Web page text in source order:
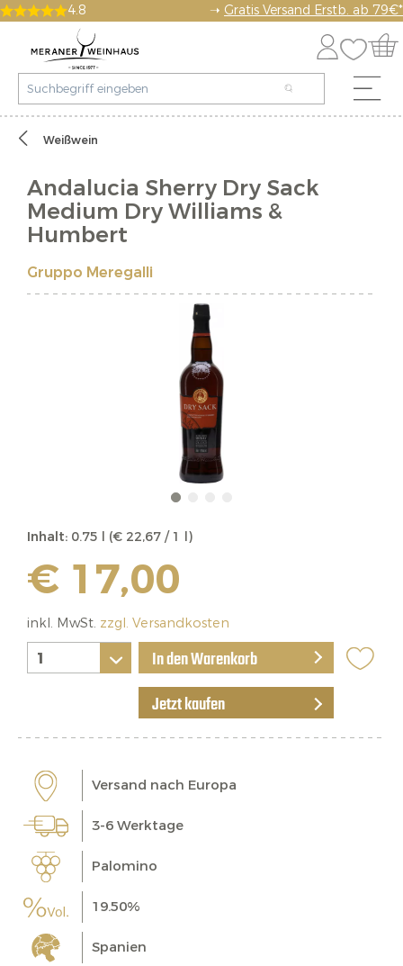
4.8 ➝ Gratis Versand Erstb. ab 79€*
Weißwein
Andalucia Sherry Dry Sack
Medium Dry Williams &
Humbert
Gruppo Meregalli
Inhalt: 0.75 l (€ 22,67 / 1 l)
€ 17,00
inkl. MwSt. zzgl. Versandkosten
In den Warenkorb
Jetzt kaufen
Versand nach Europa
3-6 Werktage
Palomino
19.50%
Spanien